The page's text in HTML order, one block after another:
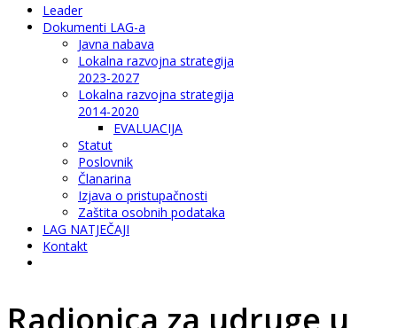
Leader
Dokumenti LAG-a
Javna nabava
Lokalna razvojna strategija
2023-2027
Lokalna razvojna strategija
2014-2020
EVALUACIJA
Statut
Poslovnik
Članarina
Izjava o pristupačnosti
Zaštita osobnih podataka
LAG NATJEČAJI
Kontakt
Radionica za udruge u